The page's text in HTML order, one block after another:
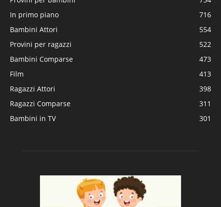
In primo piano
716
Bambini Attori
554
Provini per ragazzi
522
Bambini Comparse
473
Film
413
Ragazzi Attori
398
Ragazzi Comparse
311
Bambini in TV
301